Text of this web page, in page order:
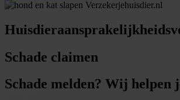
Schade claimen
Schade melden? Wij helpen